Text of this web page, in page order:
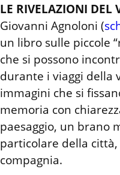
LE RIVELAZIONI DEL
Giovanni Agnoloni (
un libro sulle piccole
che si possono
durante i viaggi della
immagini che si
memoria con
paesaggio, un brano
particolare della città,
compagnia.